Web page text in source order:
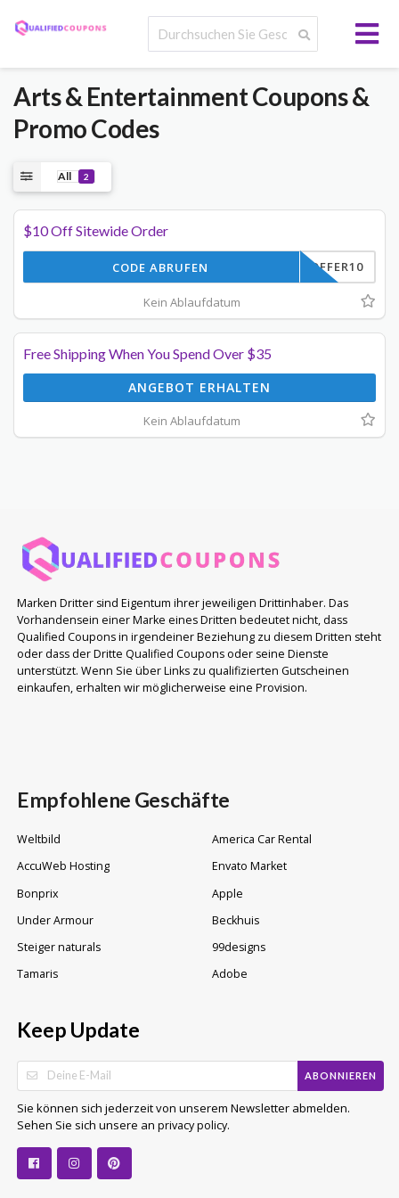
Arts & EntertainmentCoupons &
Promo Codes
All 2
$10 Off Sitewide Order
OFFER10
CODE ABRUFEN
Kein Ablaufdatum
Free Shipping When You Spend Over $35
ANGEBOT ERHALTEN
Kein Ablaufdatum
Marken Dritter sind Eigentum ihrer jeweiligen Drittinhaber. Das
Vorhandensein einer Marke eines Dritten bedeutet nicht, dass
Qualified Coupons in irgendeiner Beziehung zu diesem Dritten steht
oder dass der Dritte Qualified Coupons oder seine Dienste
unterstützt. Wenn Sie über Links zu qualifizierten Gutscheinen
einkaufen, erhalten wir möglicherweise eine Provision.
Empfohlene Geschäfte
Weltbild
America Car Rental
AccuWeb Hosting
Envato Market
Bonprix
Apple
Under Armour
Beckhuis
Steiger naturals
99designs
Tamaris
Adobe
Keep Update
ABONNIEREN
Sie können sich jederzeit von unserem Newsletter abmelden.
Sehen Sie sich unsere an privacy policy.